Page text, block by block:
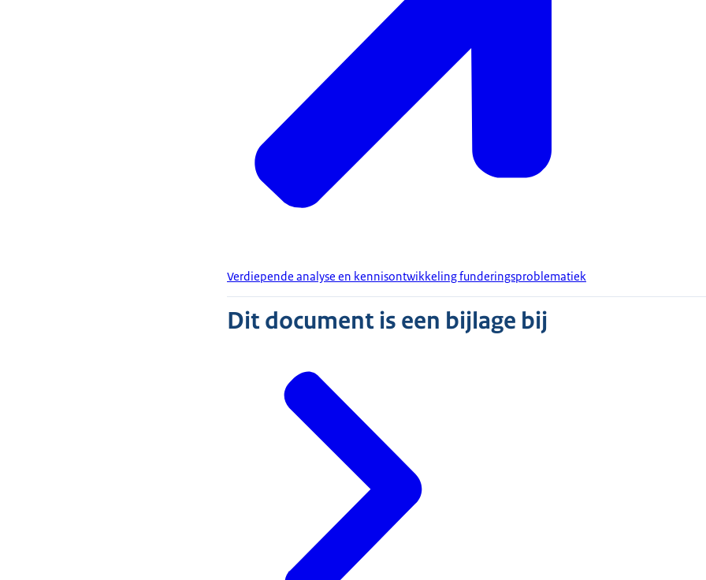
Verdiepende analyse en kennisontwikkeling funderingsproblematiek
Dit document is een bijlage bij